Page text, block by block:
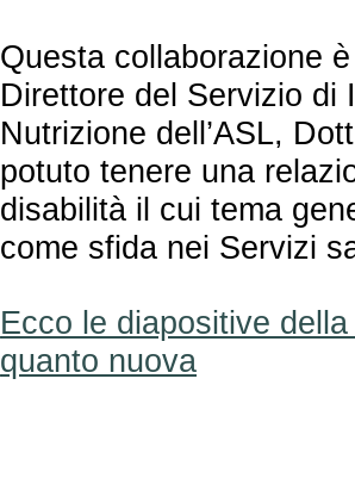
Questa collaborazione
Direttore del Servizio di
Nutrizione dell’ASL,
potuto tenere una
disabilità il cui tema
come sfida nei Servizi
Ecco le diapositive
quanto nuova